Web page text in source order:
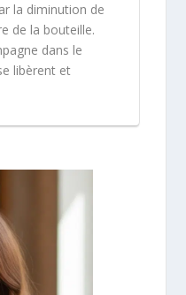
la diminution de
de la bouteille.
dans le
libèrent et